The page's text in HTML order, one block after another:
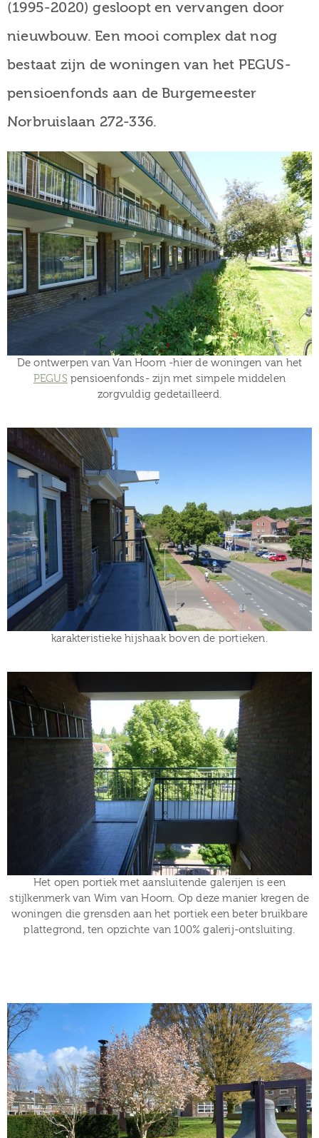
(1995-2020) gesloopt en vervangen door
nieuwbouw. Een mooi complex dat nog
bestaat zijn de woningen van het PEGUS-
pensioenfonds aan de Burgemeester
Norbruislaan 272-336.
De ontwerpen van Van Hoorn -hier de woningen van het
PEGUS pensioenfonds- zijn met simpele middelen
zorgvuldig gedetailleerd.
karakteristieke hijshaak boven de portieken.
Het open portiek met aansluitende galerijen is een
stijlkenmerk van Wim van Hoorn. Op deze manier kregen de
woningen die grensden aan het portiek een beter bruikbare
plattegrond, ten opzichte van 100% galerij-ontsluiting.